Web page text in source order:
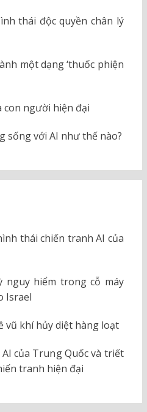
thái độc quyền chân lý
một dạng ‘thuốc phiện
con người hiện đại
sống với AI như thế nào?
thái chiến tranh AI của
nguy hiểm trong cỗ máy
Israel
vũ khí hủy diệt hàng loạt
của Trung Quốc và triết
tranh hiện đại